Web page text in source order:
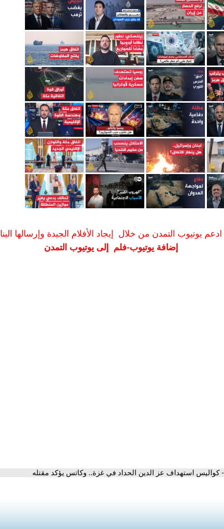
ادعم يوتيوب التمدن من خلال إيجاد الأفلام الجيدة وإرسالها الينا
إضافة يوتيوب-فلم إلى يوتيوب التمدن
- كواليس استهداف عز الدين الحداد في غزة.. وكاتس يؤكد مقتله